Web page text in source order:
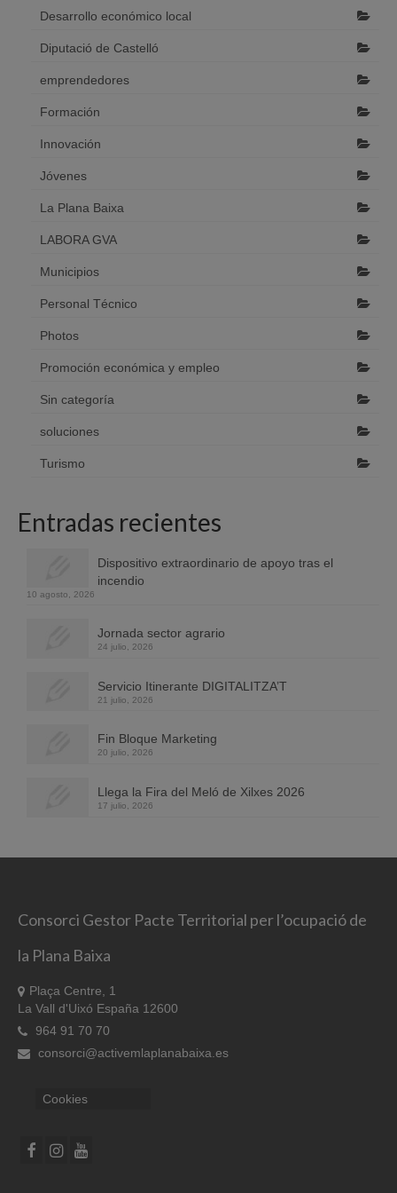
Desarrollo económico local
Diputació de Castelló
emprendedores
Formación
Innovación
Jóvenes
La Plana Baixa
LABORA GVA
Municipios
Personal Técnico
Photos
Promoción económica y empleo
Sin categoría
soluciones
Turismo
Entradas recientes
Dispositivo extraordinario de apoyo tras el
incendio
10 agosto, 2026
Jornada sector agrario
24 julio, 2026
Servicio Itinerante DIGITALITZA’T
21 julio, 2026
Fin Bloque Marketing
20 julio, 2026
Llega la Fira del Meló de Xilxes 2026
17 julio, 2026
Consorci Gestor Pacte Territorial per l’ocupació de
la Plana Baixa
Plaça Centre, 1
La Vall d'Uixó España 12600
964 91 70 70
consorci@activemlaplanabaixa.es
Cookies